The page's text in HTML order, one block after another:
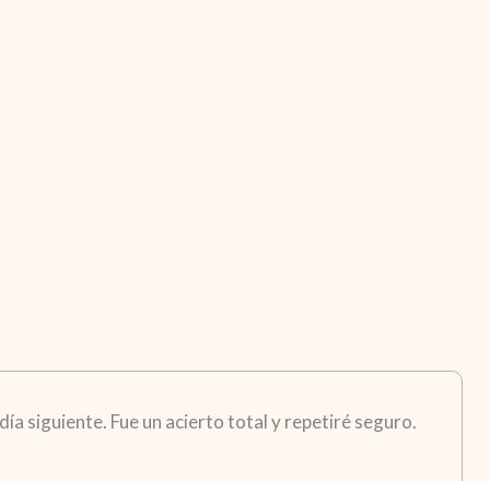
siguiente. Fue un acierto total y repetiré seguro.